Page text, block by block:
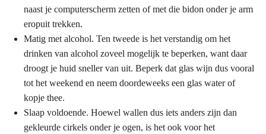
naast je computerscherm zetten of met die bidon onder je arm
eropuit trekken.
Matig met alcohol. Ten tweede is het verstandig om het
drinken van alcohol zoveel mogelijk te beperken, want daar
droogt je huid sneller van uit. Beperk dat glas wijn dus vooral
tot het weekend en neem doordeweeks een glas water of
kopje thee.
Slaap voldoende. Hoewel wallen dus iets anders zijn dan
gekleurde cirkels onder je ogen, is het ook voor het